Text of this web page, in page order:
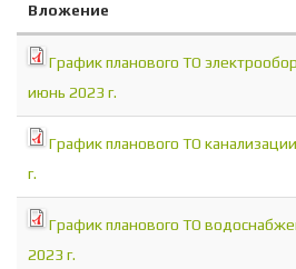
Вложение
График планового ТО
июнь 2023 г.
График планового ТО
г.
График планового ТО
2023 г.